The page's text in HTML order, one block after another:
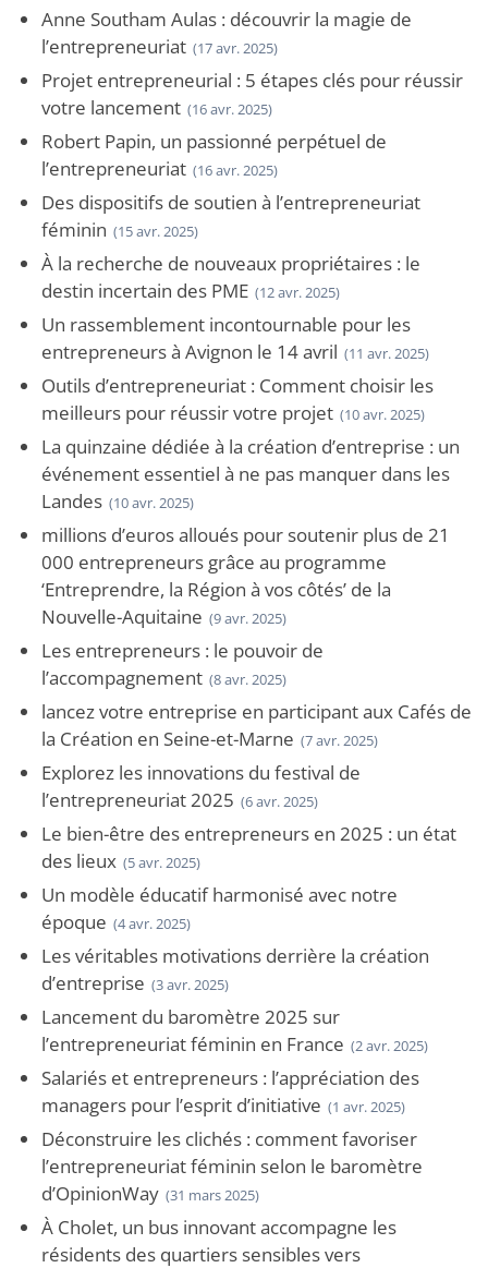
Anne Southam Aulas : découvrir la magie de
l’entrepreneuriat (17 avr. 2025)
Projet entrepreneurial : 5 étapes clés pour réussir
votre lancement (16 avr. 2025)
Robert Papin, un passionné perpétuel de
l’entrepreneuriat (16 avr. 2025)
Des dispositifs de soutien à l’entrepreneuriat
féminin (15 avr. 2025)
À la recherche de nouveaux propriétaires : le
destin incertain des PME (12 avr. 2025)
Un rassemblement incontournable pour les
entrepreneurs à Avignon le 14 avril (11 avr. 2025)
Outils d’entrepreneuriat : Comment choisir les
meilleurs pour réussir votre projet (10 avr. 2025)
La quinzaine dédiée à la création d’entreprise : un
événement essentiel à ne pas manquer dans les
Landes (10 avr. 2025)
millions d’euros alloués pour soutenir plus de 21
000 entrepreneurs grâce au programme
‘Entreprendre, la Région à vos côtés’ de la
Nouvelle-Aquitaine (9 avr. 2025)
Les entrepreneurs : le pouvoir de
l’accompagnement (8 avr. 2025)
lancez votre entreprise en participant aux Cafés de
la Création en Seine-et-Marne (7 avr. 2025)
Explorez les innovations du festival de
l’entrepreneuriat 2025 (6 avr. 2025)
Le bien-être des entrepreneurs en 2025 : un état
des lieux (5 avr. 2025)
Un modèle éducatif harmonisé avec notre
époque (4 avr. 2025)
Les véritables motivations derrière la création
d’entreprise (3 avr. 2025)
Lancement du baromètre 2025 sur
l’entrepreneuriat féminin en France (2 avr. 2025)
Salariés et entrepreneurs : l’appréciation des
managers pour l’esprit d’initiative (1 avr. 2025)
Déconstruire les clichés : comment favoriser
l’entrepreneuriat féminin selon le baromètre
d’OpinionWay (31 mars 2025)
À Cholet, un bus innovant accompagne les
résidents des quartiers sensibles vers